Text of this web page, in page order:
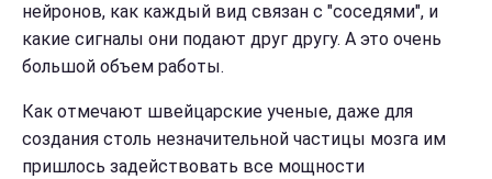
нейронов, как каждый вид связан с "соседями", и
какие сигналы они подают друг другу. А это очень
большой объем работы.
Как отмечают швейцарские ученые, даже для
создания столь незначительной частицы мозга им
пришлось задействовать все мощности